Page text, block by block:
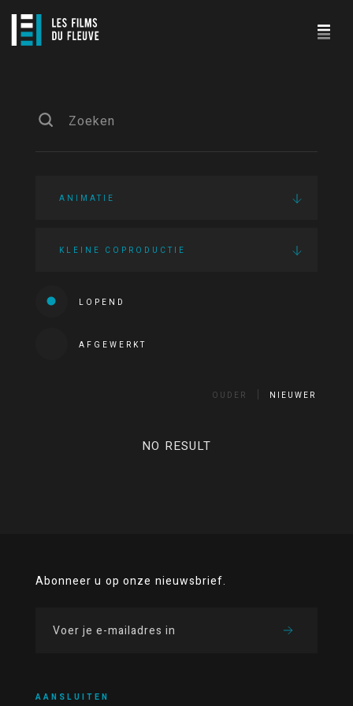
ANIMATIE
KLEINE COPRODUCTIE
LOPEND
AFGEWERKT
OUDER NIEUWER
NO RESULT
Abonneer u op onze nieuwsbrief.
AANSLUITEN